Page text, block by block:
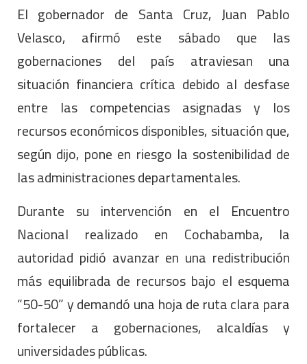
El gobernador de Santa Cruz, Juan Pablo
Velasco, afirmó este sábado que las
gobernaciones del país atraviesan una
situación financiera crítica debido al desfase
entre las competencias asignadas y los
recursos económicos disponibles, situación que,
según dijo, pone en riesgo la sostenibilidad de
las administraciones departamentales.
Durante su intervención en el Encuentro
Nacional realizado en Cochabamba, la
autoridad pidió avanzar en una redistribución
más equilibrada de recursos bajo el esquema
“50-50” y demandó una hoja de ruta clara para
fortalecer a gobernaciones, alcaldías y
universidades públicas.